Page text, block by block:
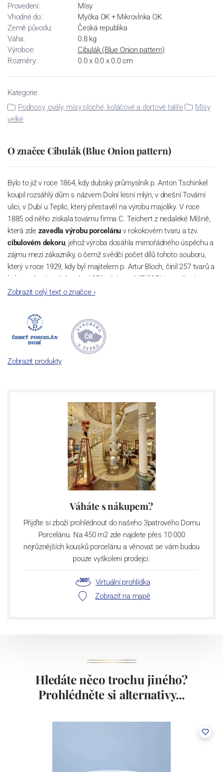
Provedení:
Mísy
Vhodné do:
Myčka OK + Mikrovlnka OK
Země původu:
Česká republika
Váha:
0.8 kg
Výrobce:
Cibulák (Blue Onion pattern)
Rozměry:
0.0 x 0.0 x 0.0 cm
Kategorie:
Podnosy, ovály, mísy ploché, koláčové a dortové talíře
Mísy
velké
O značce Cibulák (Blue Onion pattern)
Bylo to již v roce 1864, kdy dubský průmyslník p. Anton Tschinkel
koupil rozsáhlý dům s názvem Dolní lesní mlýn, v dnešní Tovární
ulici, v Dubí u Teplic, který přestavěl na výrobu majoliky. V roce
1885 od něho získala továrnu firma C. Teichert z nedaleké Míšně,
která zde zavedla výrobu porcelánu v rokokovém tvaru a tzv.
cibulovém dekoru, jehož výroba dosáhla mimořádného úspěchu a
zájmu mezi zákazníky, o čemž svědčí počet dílů tohoto souboru,
který v roce 1929, kdy byl majitelem p. Artur Bloch, činil 257 tvarů a
byl označován až do roku 1956 nápisem MEISSEN v oválovém
rámečku.
počet jeho dílů v cibulovém provedení je 850 tvarů. Tyto výrobky
jsou garantovány Asociací sklářského a keramického průmyslu
České republiky jako „Český výrobek
Zobrazit celý text o značce›
Zobrazit produkty
Váháte s nákupem?
Přijďte si zboží prohlédnout do našeho 3patrového Domu
Porcelánu. Na 450 m2 zde najdete přes 10 000
nejrůznějších kousků porcelánu a věnovat se vám budou
pouze vyškolení prodejci.
Virtuální prohlídka
Zobrazit na mapě
Hledáte něco trochu jiného?
Prohlédněte si alternativy...